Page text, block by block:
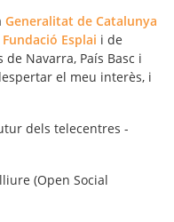
Generalitat de Catalunya
Fundació Esplai i de
Navarra, País Basc i
el meu interès, i
dels telecentres -
(Open Social